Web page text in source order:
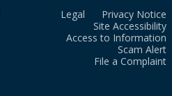
Legal
Privacy Notice
Site Accessibility
Access to Information
Scam Alert
File a Complaint